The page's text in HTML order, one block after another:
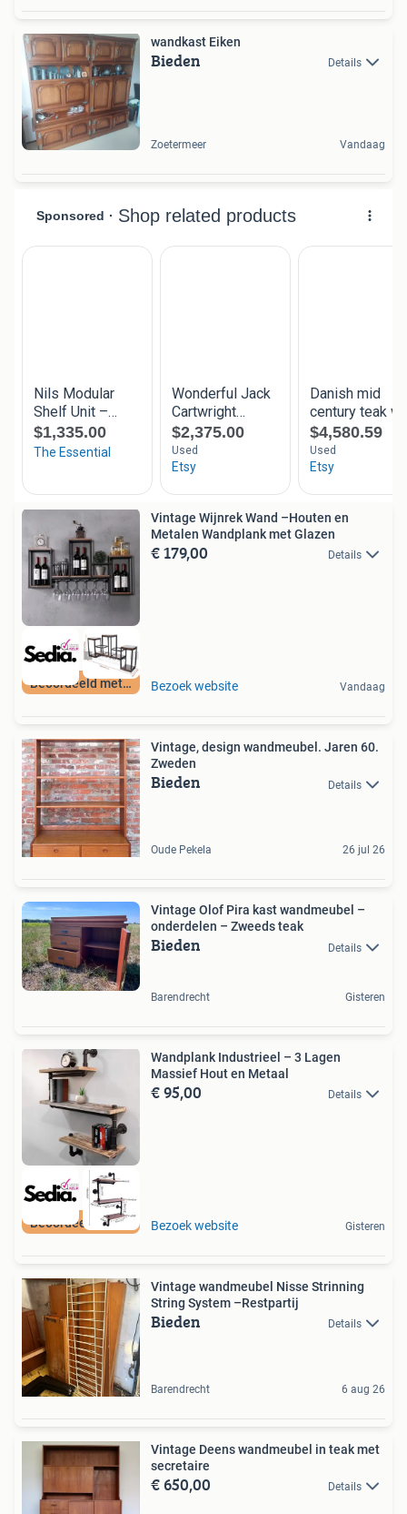
wandkast Eiken
Bieden Details
Zoetermeer Vandaag
Beoordeeld met 9+
Vintage Wijnrek Wand –Houten en
Metalen Wandplank met Glazen
€ 179,00 Details
Bezoek website Vandaag
Vintage, design wandmeubel. Jaren 60.
Zweden
Bieden Details
Oude Pekela 26 jul 26
Vintage Olof Pira kast wandmeubel –
onderdelen – Zweeds teak
Bieden Details
Barendrecht Gisteren
Beoordeeld met 9+
Wandplank Industrieel – 3 Lagen
Massief Hout en Metaal
€ 95,00 Details
Bezoek website Gisteren
Vintage wandmeubel Nisse Strinning
String System –Restpartij
Bieden Details
Barendrecht 6 aug 26
Vintage Deens wandmeubel in teak met
secretaire
€ 650,00 Details